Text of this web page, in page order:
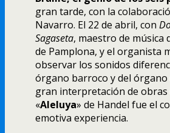
gran tarde, con la
Navarro. El 22 de abril, con
Sagaseta, maestro de música
de Pamplona, y el organista
observar los sonidos
órgano barroco y del órgano
gran interpretación de obras
«Aleluya» de Handel fue el
emotiva experiencia.